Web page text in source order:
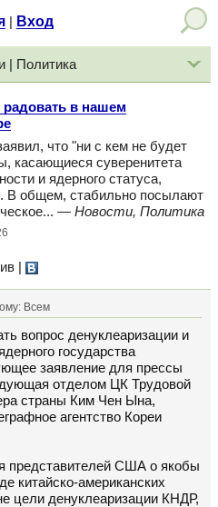
Вход
| Политика
в нашем
что "ни с кем не будет
касающиеся суверенитета
и ядерного статуса,
В общем, стабильно посылают
— Новости, Политика
Всем
вопрос денуклеаризации и
государства
заявление для прессы
отделом ЦК Трудовой
страны Ким Чен Ына,
агентство Кореи
представителей США о якобы
китайско-американских
цели денуклеаризации КНДР,